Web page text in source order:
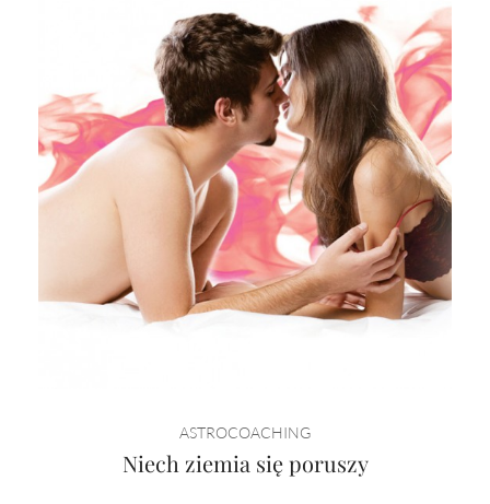
ASTROCOACHING
Niech ziemia się poruszy